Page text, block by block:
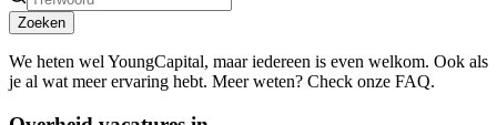
Zoeken
We heten wel YoungCapital, maar iedereen is even welkom. Ook als
je al wat meer ervaring hebt. Meer weten? Check onze FAQ.